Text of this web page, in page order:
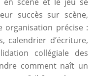
succès sur scène,
organisation précise :
calendrier d’écriture,
collégiale des
comment naît un